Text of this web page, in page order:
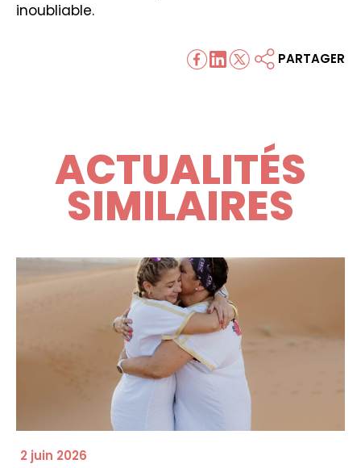
inoubliable.
PARTAGER
ACTUALITÉS
SIMILAIRES
2 juin 2026